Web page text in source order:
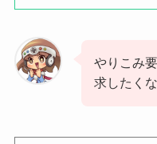
やりこみ
求したく